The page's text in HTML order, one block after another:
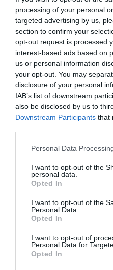
processing of your personal
targeted advertising by us,
section to confirm your
opt-out request is processed
interest-based ads based on
us or personal information
your opt-out. You may
disclosure of your personal
IAB’s list of downstream
also be disclosed by us to
Downstream Participants that
Personal Data
I want to opt-out of the
personal data.
Opted In
I want to opt-out of the
Personal Data.
Opted In
I want to opt-out of
Personal Data for
Opted In
La mayor parte de las
actuaciones estructurales
infraestructuras,
gastos corrientes
refuerzo de recursos
El Rincón de
euros
Por su parte, los siete
Ademuz dispondrán de
desde los 66.000 euros
Castielfabib, Puebla de